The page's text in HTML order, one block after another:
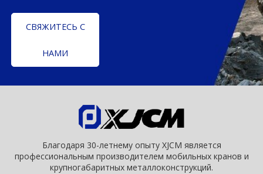
СВЯЖИТЕСЬ С
НАМИ
Благодаря 30-летнему опыту XJCM является
профессиональным производителем мобильных кранов и
крупногабаритных металлоконструкций.